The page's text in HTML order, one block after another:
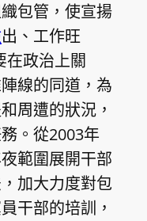
包管，使宣揚
出、工作旺
在政治上關
線的同道，為
周遭的狀況，
。從2003年
範圍展開干部
加大力度對包
干部的培訓，